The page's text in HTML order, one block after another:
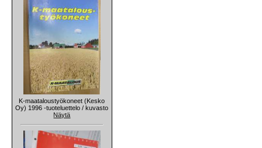
K-maataloustyökoneet (Kesko
Oy) 1996 -tuoteluettelo / kuvasto
Näytä